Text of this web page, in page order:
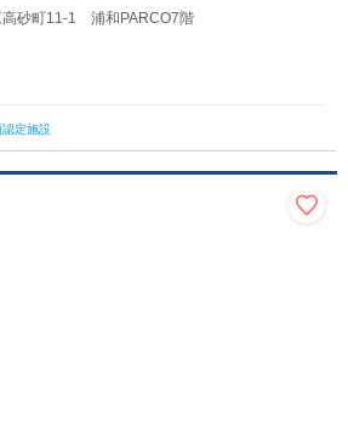
高砂町11-1 浦和PARCO7階
認定施設